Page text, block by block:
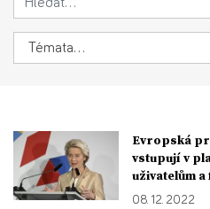
Evropská
vstupují v
uživatelům a
08. 12. 2022